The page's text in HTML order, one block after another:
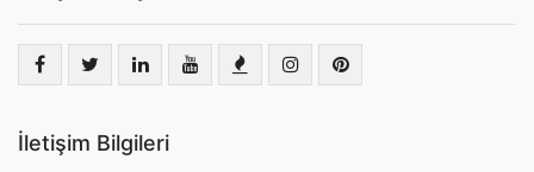
İletişim Bilgileri